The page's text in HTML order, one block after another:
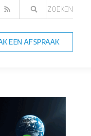
ZOEKEN
EEN AFSPRAAK